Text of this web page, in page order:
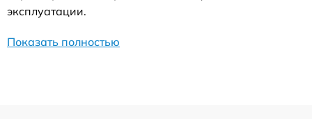
эксплуатации.
Показать полностью